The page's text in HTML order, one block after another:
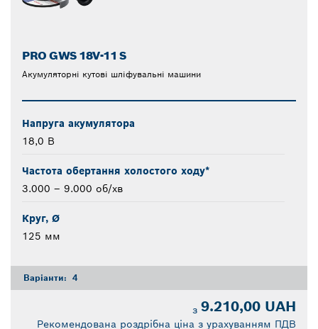
PRO GWS 18V-11 S
Акумуляторні кутові шліфувальні машини
Напруга акумулятора
18,0 В
Частота обертання холостого ходу*
3.000 – 9.000 об/хв
Круг, Ø
125 мм
Варіанти: 4
з 9.210,00 UAH
Рекомендована роздрібна ціна з урахуванням ПДВ